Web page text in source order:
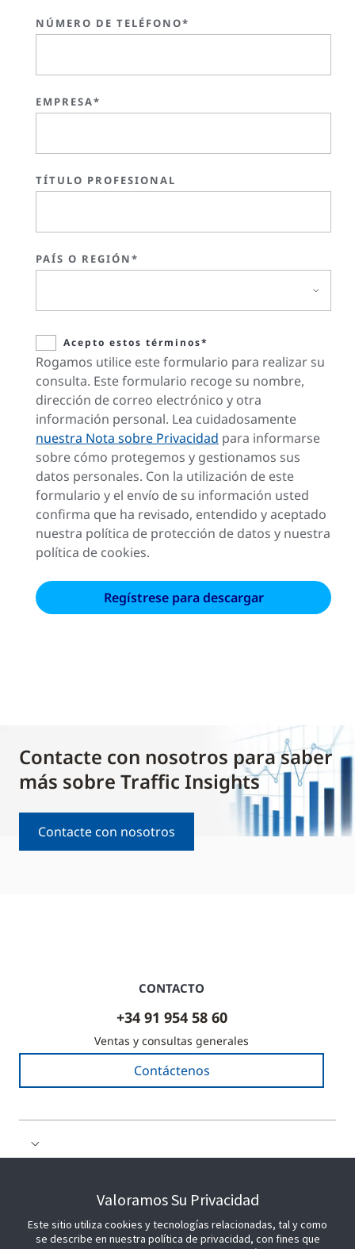
NÚMERO DE TELÉFONO*
EMPRESA*
TÍTULO PROFESIONAL
PAÍS O REGIÓN*
Acepto estos términos*
Rogamos utilice este formulario para realizar su
consulta. Este formulario recoge su nombre,
dirección de correo electrónico y otra
información personal. Lea cuidadosamente
nuestra Nota sobre Privacidad para informarse
sobre cómo protegemos y gestionamos sus
datos personales. Con la utilización de este
formulario y el envío de su información usted
confirma que ha revisado, entendido y aceptado
nuestra política de protección de datos y nuestra
política de cookies.
Contacte con nosotros para saber
más sobre Traffic Insights
Contacte con nosotros
CONTACTO
+34 91 954 58 60
Ventas y consultas generales
Contáctenos
ÚNETE A NOSOTROS
Valoramos Su Privacidad
Este sitio utiliza cookies y tecnologías relacionadas, tal y como
se describe en nuestra política de privacidad, con fines que